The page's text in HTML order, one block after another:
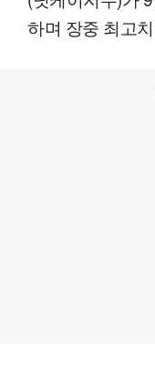
하며 장중 최고